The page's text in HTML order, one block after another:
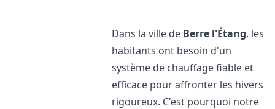
Dans la ville de Berre l'Étang, les
habitants ont besoin d'un
système de chauffage fiable et
efficace pour affronter les hivers
rigoureux. C'est pourquoi notre